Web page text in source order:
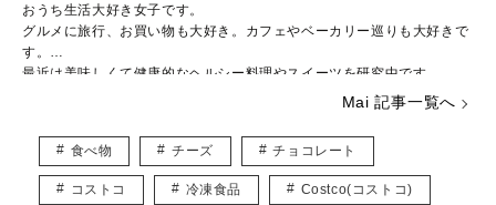
おうち生活大好き女子です。
グルメに旅行、お買い物も大好き。カフェやベーカリー巡りも大好きで
す。
最近は美味しくて健康的なヘルシー料理やスイーツを研究中です。
記事を通じて、たくさんの「大好き」のおすそ分けができれば嬉しいで
Mai 記事一覧へ
食べ物 チーズ チョコレート
コストコ 冷凍食品 Costco(コストコ)